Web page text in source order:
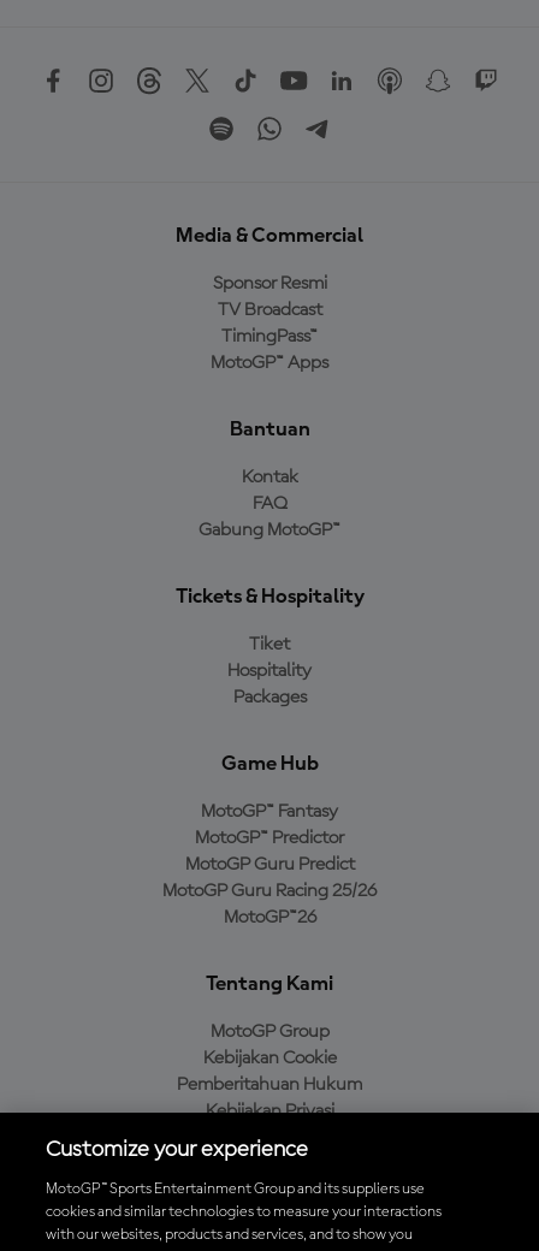
Media & Commercial
Sponsor Resmi
TV Broadcast
TimingPass™
MotoGP™ Apps
Bantuan
Kontak
FAQ
Gabung MotoGP™
Tickets & Hospitality
Tiket
Hospitality
Packages
Game Hub
MotoGP™ Fantasy
MotoGP™ Predictor
MotoGP Guru Predict
MotoGP Guru Racing 25/26
MotoGP™26
Tentang Kami
MotoGP Group
Kebijakan Cookie
Pemberitahuan Hukum
Kebijakan Privasi
Kebijakan Pembelian
Unduh Aplikasi Resmi MotoGP™
Customize your experience
MotoGP™ Sports Entertainment Group and its suppliers use
cookies and similar technologies to measure your interactions
with our websites, products and services, and to show you